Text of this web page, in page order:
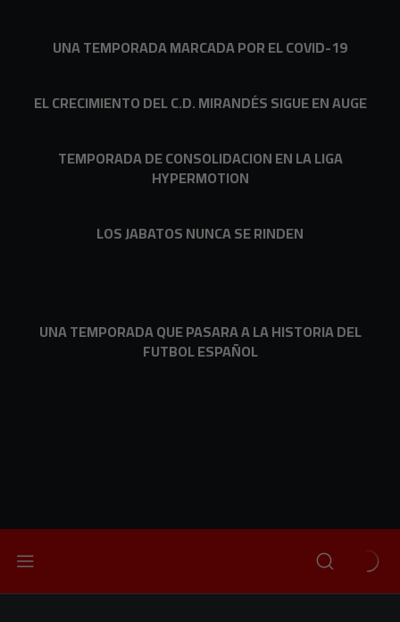
UNA TEMPORADA MARCADA POR EL COVID-19
EL CRECIMIENTO DEL C.D. MIRANDÉS SIGUE EN AUGE
TEMPORADA DE CONSOLIDACION EN LA LIGA
HYPERMOTION
LOS JABATOS NUNCA SE RINDEN
UNA TEMPORADA QUE PASARA A LA HISTORIA DEL
FUTBOL ESPAÑOL